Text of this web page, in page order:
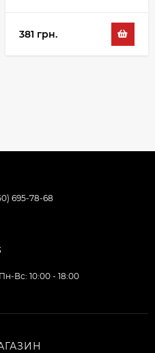
381 грн.
695-78-68
Пн-Вс: 10:00 - 18:00